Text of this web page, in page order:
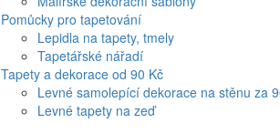
Pomůcky pro tapetování
Lepidla na tapety, tmely
Tapetářské nářadí
Tapety a dekorace od 90 Kč
Levné samolepící dekorace na stěnu za
Levné tapety na zeď